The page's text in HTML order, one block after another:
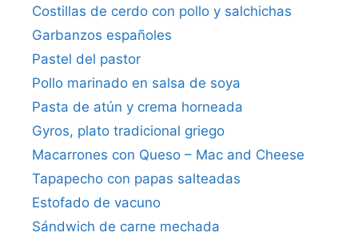
Costillas de cerdo con pollo y salchichas
Garbanzos españoles
Pastel del pastor
Pollo marinado en salsa de soya
Pasta de atún y crema horneada
Gyros, plato tradicional griego
Macarrones con Queso – Mac and Cheese
Tapapecho con papas salteadas
Estofado de vacuno
Sándwich de carne mechada